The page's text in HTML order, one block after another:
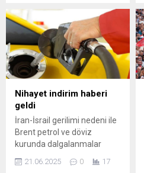
ateşkes açıklamaları
tansiyonu düşürdü. Brent
petrol yeniden 70 doların
altına inerken akaryakıtta da
tabela değişti ...
Nihayet indirim haberi
geldi
İran-İsrail gerilimi nedeni ile
Brent petrol ve döviz
kurunda dalgalanmalar
akaryakıt fiyatlarını da
21.06.2025 0 17